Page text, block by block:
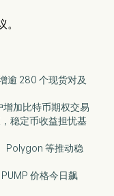
逾 280 个现货对及
加比特币期权交易
稳定币收益担忧基
Polygon 等推动稳
价格今日飙